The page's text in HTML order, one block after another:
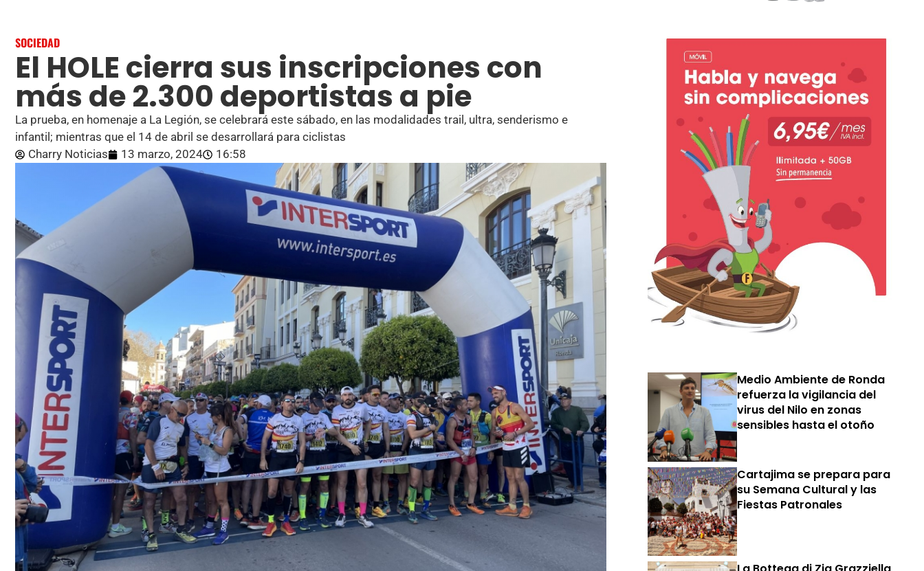
SOCIEDAD
El HOLE cierra sus inscripciones con
más de 2.300 deportistas a pie
La prueba, en homenaje a La Legión, se celebrará este sábado, en las modalidades trail, ultra, senderismo e
infantil; mientras que el 14 de abril se desarrollará para ciclistas
Charry Noticias
13 marzo, 2024 16:58
Medio Ambiente de Ronda
refuerza la vigilancia del
virus del Nilo en zonas
sensibles hasta el otoño
Cartajima se prepara para
su Semana Cultural y las
Fiestas Patronales